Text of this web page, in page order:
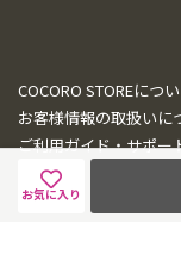
お気に入り
COCORO STOREにつ
お客様情報の取扱いに
ご利用ガイド・サポー